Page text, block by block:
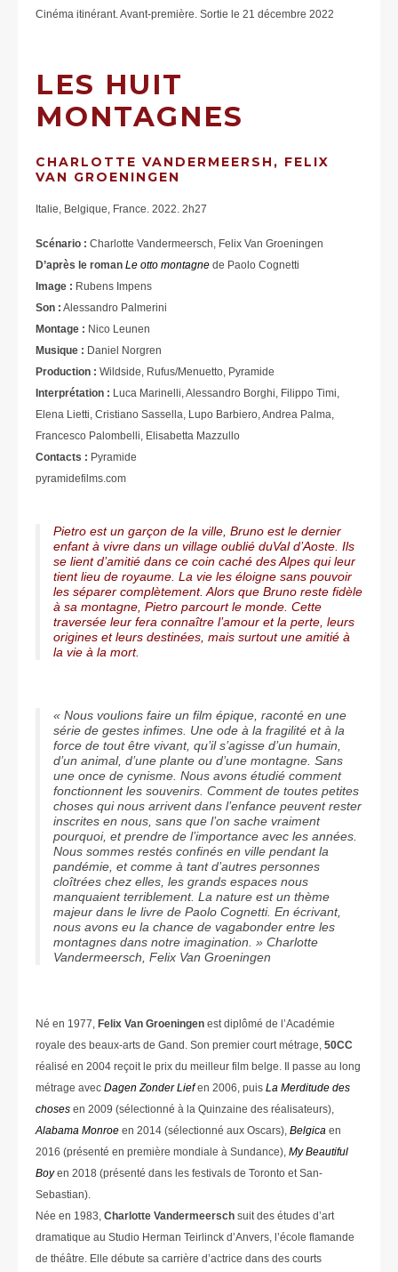
Cinéma itinérant. Avant-première. Sortie le 21 décembre 2022
LES HUIT
MONTAGNES
CHARLOTTE VANDERMEERSH, FELIX
VAN GROENINGEN
Italie, Belgique, France. 2022. 2h27
Scénario : Charlotte Vandermeersch, Felix Van Groeningen
D’après le roman Le otto montagne de Paolo Cognetti
Image : Rubens Impens
Son : Alessandro Palmerini
Montage : Nico Leunen
Musique : Daniel Norgren
Production : Wildside, Rufus/Menuetto, Pyramide
Interprétation : Luca Marinelli, Alessandro Borghi, Filippo Timi,
Elena Lietti, Cristiano Sassella, Lupo Barbiero, Andrea Palma,
Francesco Palombelli, Elisabetta Mazzullo
Contacts : Pyramide
pyramidefilms.com
Pietro est un garçon de la ville, Bruno est le dernier
enfant à vivre dans un village oublié duVal d’Aoste. Ils
se lient d’amitié dans ce coin caché des Alpes qui leur
tient lieu de royaume. La vie les éloigne sans pouvoir
les séparer complètement. Alors que Bruno reste fidèle
à sa montagne, Pietro parcourt le monde. Cette
traversée leur fera connaître l’amour et la perte, leurs
origines et leurs destinées, mais surtout une amitié à
la vie à la mort.
« Nous voulions faire un film épique, raconté en une
série de gestes infimes. Une ode à la fragilité et à la
force de tout être vivant, qu’il s’agisse d’un humain,
d’un animal, d’une plante ou d’une montagne. Sans
une once de cynisme. Nous avons étudié comment
fonctionnent les souvenirs. Comment de toutes petites
choses qui nous arrivent dans l’enfance peuvent rester
inscrites en nous, sans que l’on sache vraiment
pourquoi, et prendre de l’importance avec les années.
Nous sommes restés confinés en ville pendant la
pandémie, et comme à tant d’autres personnes
cloîtrées chez elles, les grands espaces nous
manquaient terriblement. La nature est un thème
majeur dans le livre de Paolo Cognetti. En écrivant,
nous avons eu la chance de vagabonder entre les
montagnes dans notre imagination. » Charlotte
Vandermeersch, Felix Van Groeningen
Né en 1977, Felix Van Groeningen est diplômé de l’Académie
royale des beaux-arts de Gand. Son premier court métrage, 50CC
réalisé en 2004 reçoit le prix du meilleur film belge. Il passe au long
métrage avec Dagen Zonder Liefen 2006, puis La Merditude des
choses en 2009 (sélectionné à la Quinzaine des réalisateurs),
Alabama Monroe en 2014 (sélectionné aux Oscars), Belgica en
2016 (présenté en première mondiale à Sundance), My Beautiful
Boyen 2018 (présenté dans les festivals de Toronto et San-
Sebastian).
Née en 1983, Charlotte Vandermeersch suit des études d’art
dramatique au Studio Herman Teirlinck d’Anvers, l’école flamande
de théâtre. Elle débute sa carrière d’actrice dans des courts